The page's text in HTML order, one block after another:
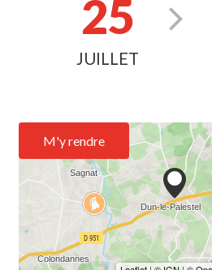
25
JUILLET
M'y rendre